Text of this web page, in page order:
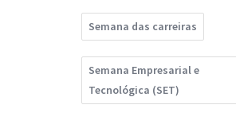
Semana das carreiras
Semana Empresarial e
Tecnológica (SET)